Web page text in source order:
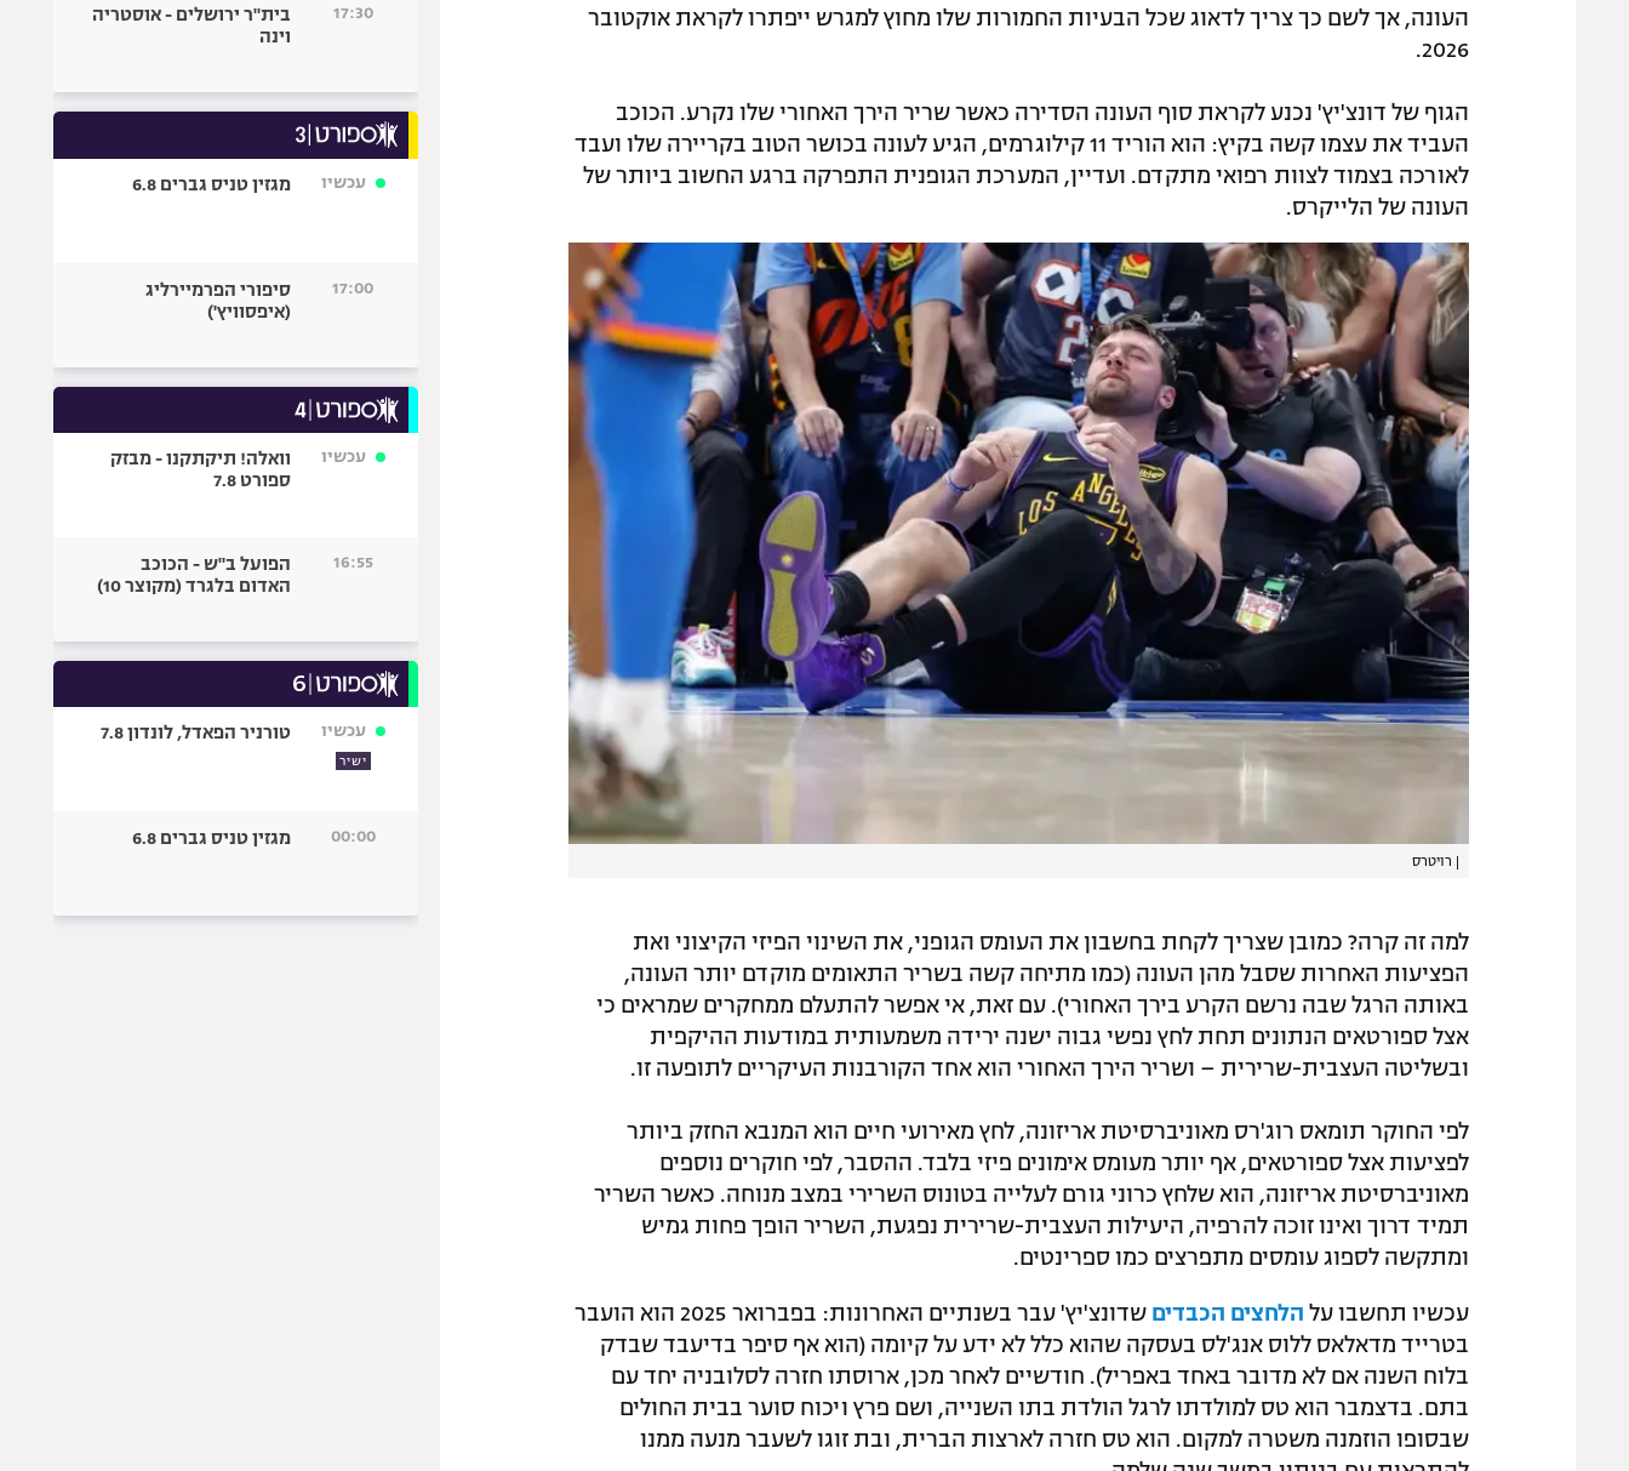
העונה, אך לשם כך צריך לדאוג שכל הבעיות החמורות שלו מחוץ למגרש ייפתרו לקראת אוקטובר
2026.
הגוף של דונצ'יץ' נכנע לקראת סוף העונה הסדירה כאשר שריר הירך האחורי שלו נקרע. הכוכב
העביד את עצמו קשה בקיץ: הוא הוריד 11 קילוגרמים, הגיע לעונה בכושר הטוב בקריירה שלו ועבד
לאורכה בצמוד לצוות רפואי מתקדם. ועדיין, המערכת הגופנית התפרקה ברגע החשוב ביותר של
העונה של הלייקרס.
| רויטרס
למה זה קרה? כמובן שצריך לקחת בחשבון את העומס הגופני, את השינוי הפיזי הקיצוני ואת
הפציעות האחרות שסבל מהן העונה (כמו מתיחה קשה בשריר התאומים מוקדם יותר העונה,
באותה הרגל שבה נרשם הקרע בירך האחורי). עם זאת, אי אפשר להתעלם ממחקרים שמראים כי
אצל ספורטאים הנתונים תחת לחץ נפשי גבוה ישנה ירידה משמעותית במודעות ההיקפית
ובשליטה העצבית-שרירית – ושריר הירך האחורי הוא אחד הקורבנות העיקריים לתופעה זו.
לפי החוקר תומאס רוג'רס מאוניברסיטת אריזונה, לחץ מאירועי חיים הוא המנבא החזק ביותר
לפציעות אצל ספורטאים, אף יותר מעומס אימונים פיזי בלבד. ההסבר, לפי חוקרים נוספים
מאוניברסיטת אריזונה, הוא שלחץ כרוני גורם לעלייה בטונוס השרירי במצב מנוחה. כאשר השריר
תמיד דרוך ואינו זוכה להרפיה, היעילות העצבית-שרירית נפגעת, השריר הופך פחות גמיש
ומתקשה לספוג עומסים מתפרצים כמו ספרינטים.
עכשיו תחשבו על הלחצים הכבדים
שדונצ'יץ' עבר בשנתיים האחרונות: בפברואר 2025 הוא הועבר
בטרייד מדאלאס ללוס אנג'לס בעסקה שהוא כלל לא ידע על קיומה (הוא אף סיפר בדיעבד שבדק
בלוח השנה אם לא מדובר באחד באפריל). חודשיים לאחר מכן, ארוסתו חזרה לסלובניה יחד עם
בתם. בדצמבר הוא טס למולדתו לרגל הולדת בתו השנייה, ושם פרץ ויכוח סוער בבית החולים
שבסופו הוזמנה משטרה למקום. הוא טס חזרה לארצות הברית, ובת זוגו לשעבר מנעה ממנו
17:30
בית"ר ירושלים - אוסטריה
וינה
עכשיו מגזין טניס גברים 6.8
17:00
סיפורי הפרמיירליג
(איפסוויץ')
עכשיו
וואלה! תיקתקנו - מבזק
ספורט 7.8
16:55
הפועל ב"ש - הכוכב
האדום בלגרד (מקוצר 10)
עכשיו
ישיר
טורניר הפאדל, לונדון 7.8
00:00 מגזין טניס גברים 6.8